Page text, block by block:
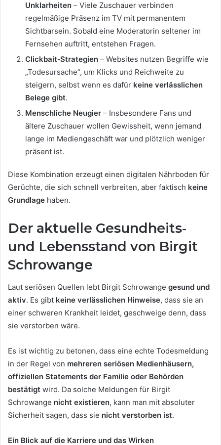
Unklarheiten – Viele Zuschauer verbinden
regelmäßige Präsenz im TV mit permanentem
Sichtbarsein. Sobald eine Moderatorin seltener im
Fernsehen auftritt, entstehen Fragen.
Clickbait‑Strategien – Websites nutzen Begriffe wie
„Todesursache“, um Klicks und Reichweite zu
steigern, selbst wenn es dafür keine verlässlichen
Belege gibt.
Menschliche Neugier – Insbesondere Fans und
ältere Zuschauer wollen Gewissheit, wenn jemand
lange im Mediengeschäft war und plötzlich weniger
präsent ist.
Diese Kombination erzeugt einen digitalen Nährboden für
Gerüchte, die sich schnell verbreiten, aber faktisch keine
Grundlage haben.
Der aktuelle Gesundheits‑
und Lebensstand von Birgit
Schrowange
Laut seriösen Quellen lebt Birgit Schrowange gesund und
aktiv. Es gibt keine verlässlichen Hinweise, dass sie an
einer schweren Krankheit leidet, geschweige denn, dass
sie verstorben wäre.
Es ist wichtig zu betonen, dass eine echte Todesmeldung
in der Regel von mehreren seriösen Medienhäusern,
offiziellen Statements der Familie oder Behörden
bestätigt wird. Da solche Meldungen für Birgit
Schrowange nicht existieren, kann man mit absoluter
Sicherheit sagen, dass sie nicht verstorben ist.
Ein Blick auf die Karriere und das Wirken